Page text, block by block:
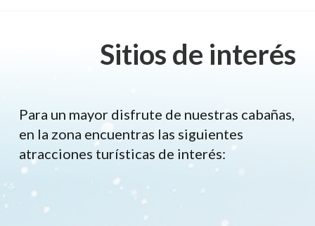
Sitios de interés
Para un mayor disfrute de nuestras cabañas,
en la zona encuentras las siguientes
atracciones turísticas de interés: